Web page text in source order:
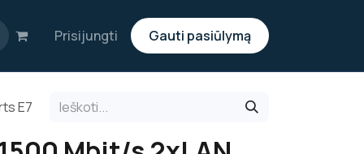
Prisijungti Gauti pasiūlymą
E7